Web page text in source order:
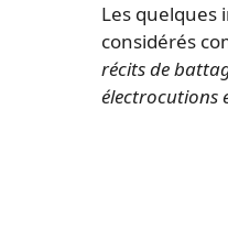
Les quelques
considérés
récits de
électrocutions